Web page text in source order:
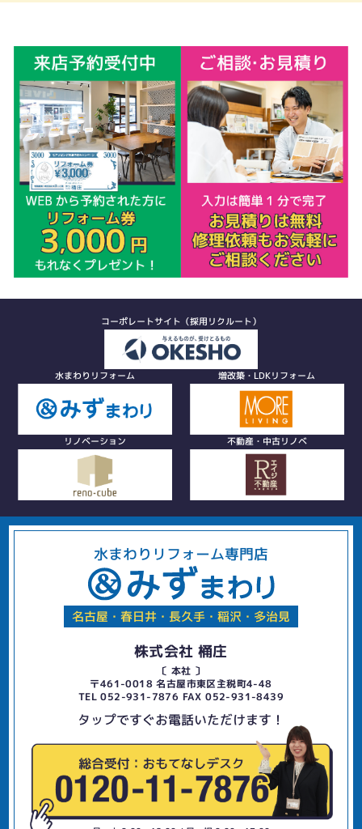
コーポレートサイト（採用リクルート）
水まわりリフォーム 増改築・LDKリフォーム
リノベーション 不動産・中古リノベ
水まわりリフォーム専門店
名古屋・春日井・長久手・稲沢・多治見
株式会社 桶庄
〔 本社 〕
〒461-0018 名古屋市東区主税町4-48
TEL 052-931-7876 FAX 052-931-8439
タップですぐお電話いただけます！